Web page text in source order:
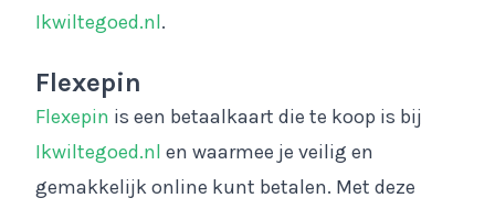
Ikwiltegoed.nl.
Flexepin
Flexepin is een betaalkaart die te koop is bij
Ikwiltegoed.nl en waarmee je veilig en
gemakkelijk online kunt betalen. Met deze